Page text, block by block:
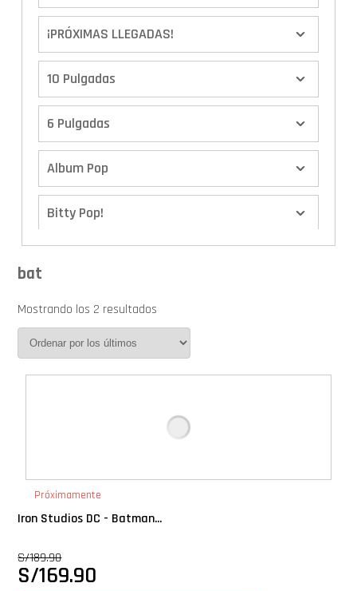
¡PRÓXIMAS LLEGADAS!
10 Pulgadas
6 Pulgadas
Album Pop
Bitty Pop!
Calendario de Adviento
Cover Pop!
Exclusivos
Gift Cards
Llaveros Pop
bat
Mostrando los 2 resultados
Próximamente
Iron Studios DC - Batman...
S/189.90
S/169.90